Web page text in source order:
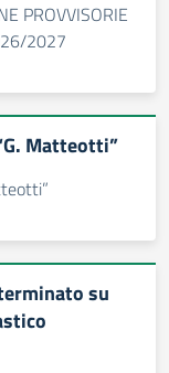
PROVVISORIE
2027
Matteotti”
su